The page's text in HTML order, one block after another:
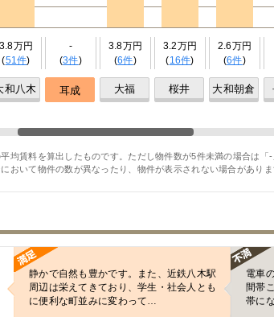
3.8万円
(51件)
和八木
-
(3件)
耳成
3.8万円
(6件)
大福
3.2万円
(16件)
桜井
2.6万円
(6件)
大和朝倉
賃料を算出したものです。ただし物件数が5件未満の場合は「-
いて物件の数が異なったり、物件が表示されない場合がありま
静かで自然も豊かです。また、近鉄八木駅
周辺は栄えてきており、学生・社会人とも
に便利な町並みに変わって…
電車
間帯
帯に